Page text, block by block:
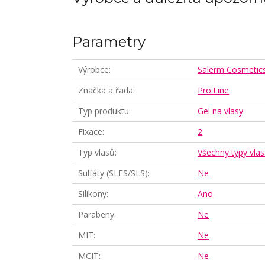
Parametry
Výrobce
Salerm
Značka a řada
Pro.Line
Typ produktu
Gel na vlasy
Fixace
2
Typ vlasů
Všechny typy
Sulfáty (SLES/SLS)
Ne
Silikony
Ano
Parabeny
Ne
MIT
Ne
MCIT
Ne